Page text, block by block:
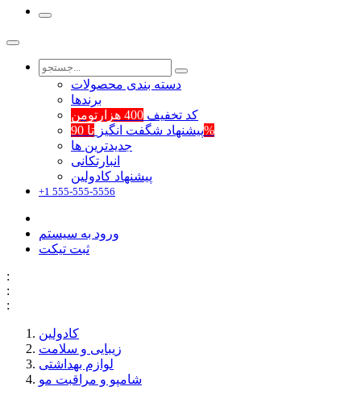
دسته بندی محصولات
برند‌ها
کد تخفیف 400 هزارتومن
پیشنهاد شگفت انگیزتا 90%
جدیدترین ها
انبارتکانی
پیشنهاد کادولین
+1 555-555-5556
ورود به سیستم
ثبت تیکت
:
:
:
کادولین
زیبایی و سلامت
لوازم بهداشتی
شامپو و مراقبت مو